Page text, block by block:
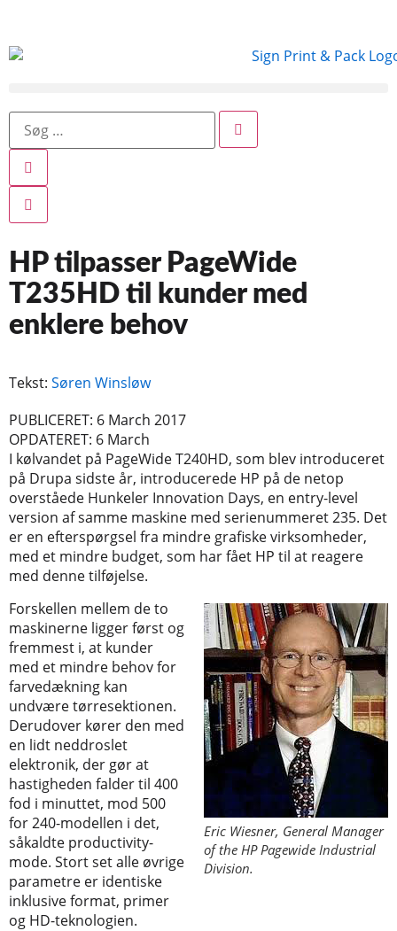
HP tilpasser PageWide
T235HD til kunder med
enklere behov
Tekst: Søren Winsløw
PUBLICERET: 6 March 2017
OPDATERET: 6 March
I kølvandet på PageWide T240HD, som blev introduceret
på Drupa sidste år, introducerede HP på de netop
overståede Hunkeler Innovation Days, en entry-level
version af samme maskine med serienummeret 235. Det
er en efterspørgsel fra mindre grafiske virksomheder,
med et mindre budget, som har fået HP til at reagere
med denne tilføjelse.
Eric Wiesner, General Manager
of the HP Pagewide Industrial
Division.
Forskellen mellem de to
maskinerne ligger først og
fremmest i, at kunder
med et mindre behov for
farvedækning kan
undvære tørresektionen.
Derudover kører den med
en lidt neddroslet
elektronik, der gør at
hastigheden falder til 400
fod i minuttet, mod 500
for 240-modellen i det,
såkaldte productivity-
mode. Stort set alle øvrige
parametre er identiske
inklusive format, primer
og HD-teknologien.